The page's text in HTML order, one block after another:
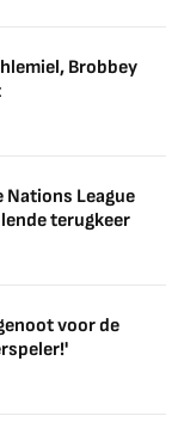
Brobbey
Nations League
terugkeer
voor de